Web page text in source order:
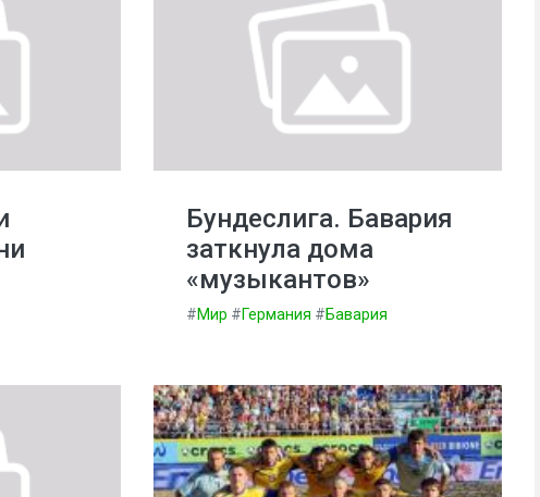
Бундеслига. Бавария
заткнула дома
«музыкантов»
#Мир #Германия #Бавария